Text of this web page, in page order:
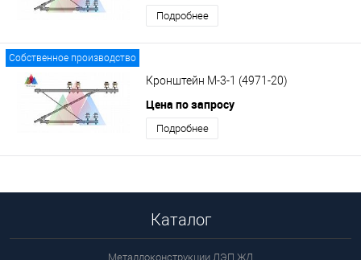
Подробнее
Собственное производство
Кронштейн М-3-1 (4971-20)
Цена по запросу
Подробнее
Каталог
Металлоконструкции ЛЭП ЖД